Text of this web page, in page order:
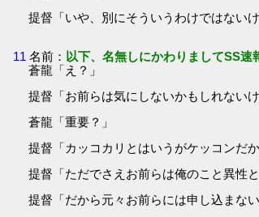
提督「いや、別にそういうわけではないけ
11 名前： 以下、名無しにかわりましてSS速
蒼龍「え？」
提督「お前らは気にしないかもしれない
蒼龍「重要？」
提督「カッコカリとはいうがケッコンだ
提督「ただでさえお前らは俺のこと異性
提督「だから元々お前らには申し込まな